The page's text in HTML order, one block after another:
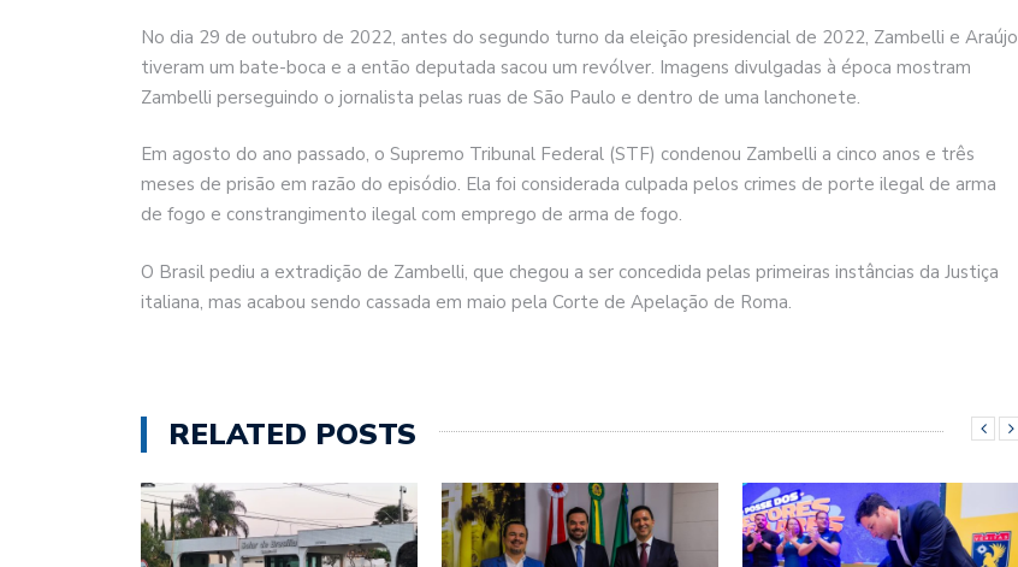
No dia 29 de outubro de 2022, antes do segundo turno da eleição presidencial de 2022, Zambelli e Araújo
tiveram um bate-boca e a então deputada sacou um revólver. Imagens divulgadas à época mostram
Zambelli perseguindo o jornalista pelas ruas de São Paulo e dentro de uma lanchonete.
Em agosto do ano passado, o Supremo Tribunal Federal (STF) condenou Zambelli a cinco anos e três
meses de prisão em razão do episódio. Ela foi considerada culpada pelos crimes de porte ilegal de arma
de fogo e constrangimento ilegal com emprego de arma de fogo.
O Brasil pediu a extradição de Zambelli, que chegou a ser concedida pelas primeiras instâncias da Justiça
italiana, mas acabou sendo cassada em maio pela Corte de Apelação de Roma.
RELATED POSTS